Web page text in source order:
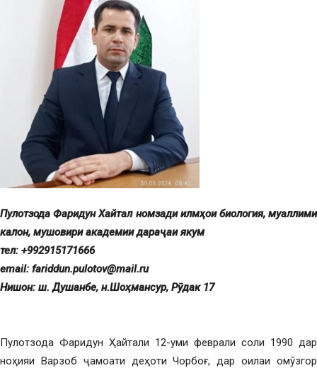
Пулотзода Фаридун Хайталномзади илмҳои биология, муаллими
калон, мушовири академии дараҷаи якум
тел: +992915171666
email: fariddun.pulotov@mail.ru
Нишон: ш.Душанбе, н.Шоҳмансур, Рӯдак17
Пулотзода Фаридун Ҳайтали 12-уми феврали соли 1990 дар
ноҳияи Варзоб ҷамоати деҳоти Чорбоғ, дар оилаи омӯзгор